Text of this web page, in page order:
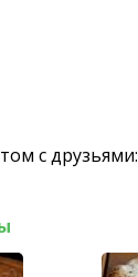
с друзьями: